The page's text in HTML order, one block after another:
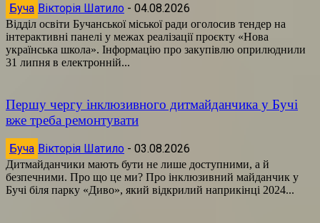
Буча Вікторія Шатило - 04.08.2026
Відділ освіти Бучанської міської ради оголосив тендер на
інтерактивні панелі у межах реалізації проєкту «Нова
українська школа». Інформацію про закупівлю оприлюднили
31 липня в електронній...
Першу чергу інклюзивного дитмайданчика у Бучі
вже треба ремонтувати
Буча Вікторія Шатило - 03.08.2026
Дитмайданчики мають бути не лише доступними, а й
безпечними. Про що це ми? Про інклюзивний майданчик у
Бучі біля парку «Диво», який відкрилий наприкінці 2024...